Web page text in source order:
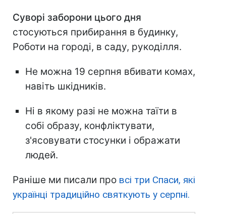
Суворі заборони цього дня
стосуються прибирання в будинку,
Роботи на городі, в саду, рукоділля.
Не можна 19 серпня вбивати комах,
навіть шкідників.
Ні в якому разі не можна таїти в
собі образу, конфліктувати,
з'ясовувати стосунки і ображати
людей.
Раніше ми писали про всі три Спаси, які
українці традиційно святкують у серпні.